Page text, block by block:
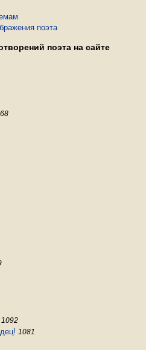
поэта
поэта на сайте
1092
1081